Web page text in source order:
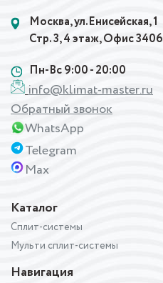
Каталог
Сплит-системы
Мульти сплит-системы
Навигация
Москва, ул.Енисейская, 1
Стр. 3, 4 этаж, Офис 3406
Пн-Вс 9:00 - 20:00
info@klimat-master.ru
Обратный звонок
WhatsApp
Telegram
Max